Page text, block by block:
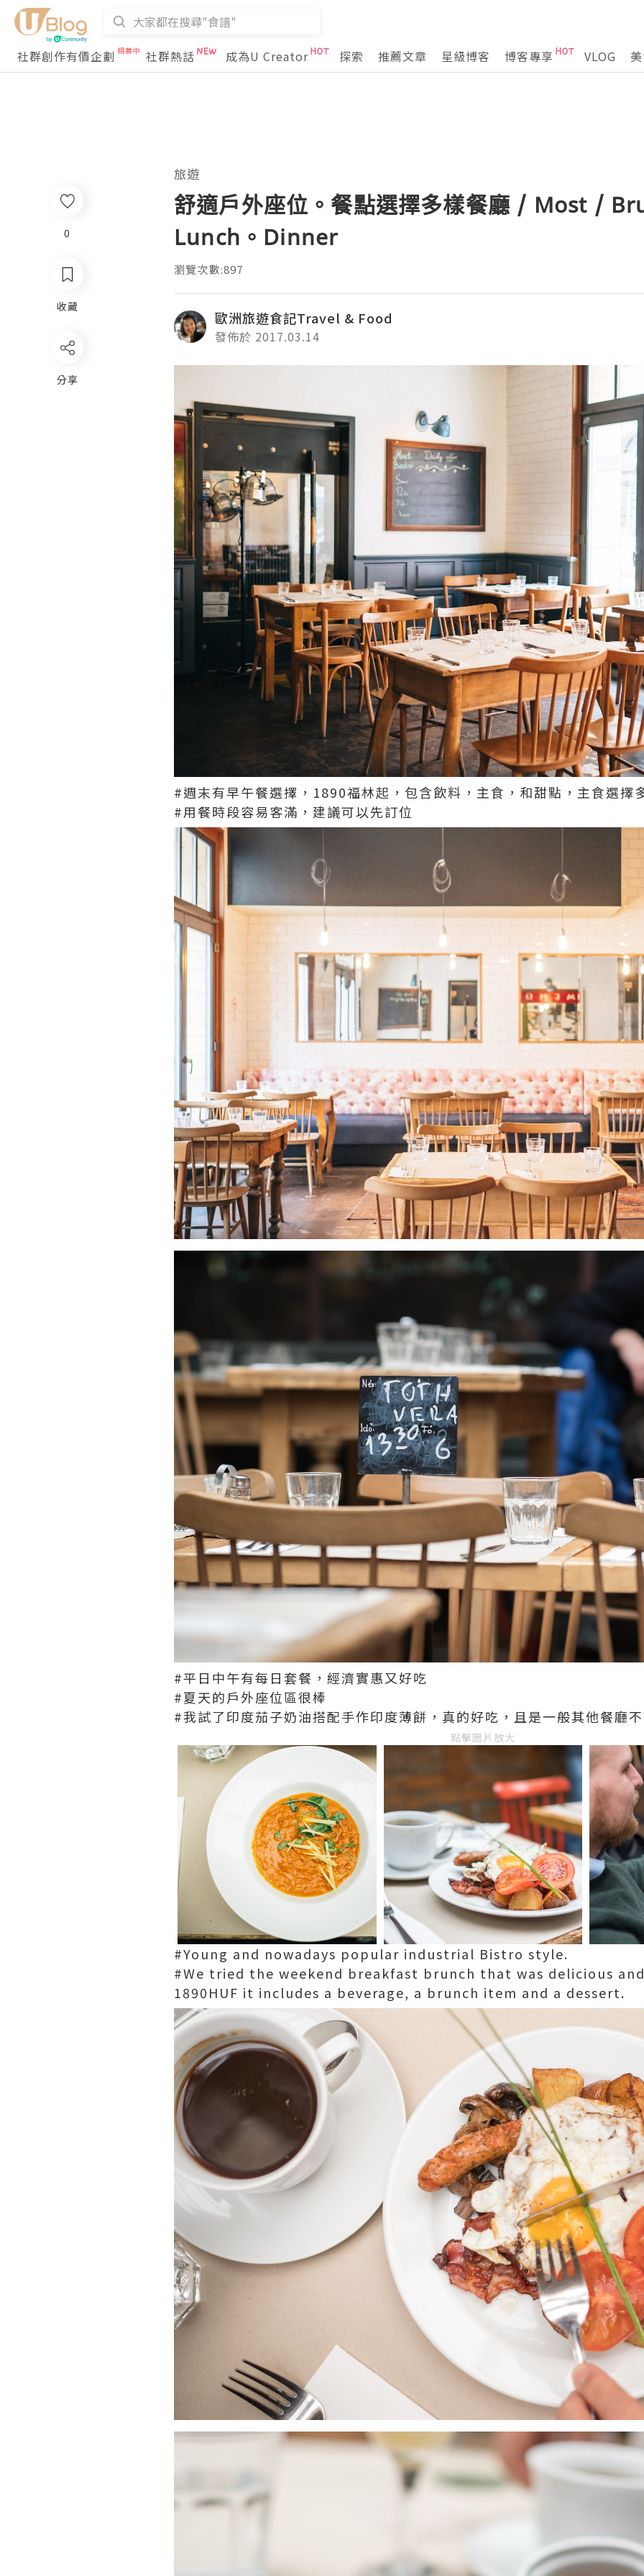
社群創作有價企劃 社群熱話 成為U Creator 探索 推薦文章 星級博客 博客專享 VLOG
0
收藏
分享
旅遊
舒適戶外座位。餐點選擇多樣餐廳 / Most /
Lunch。Dinner
瀏覽次數:897
歐洲旅遊食記Travel & Food
發佈於 2017.03.14
#週末有早午餐選擇，1890福林起，包含飲料，主食，和甜點，主食選擇
#用餐時段容易客滿，建議可以先訂位
#平日中午有每日套餐，經濟實惠又好吃
#夏天的戶外座位區很棒
#我試了印度茄子奶油搭配手作印度薄餅，真的好吃，且是一般其他餐廳
點擊圖片放大
#Young and nowadays popular industrial Bistro style.
#We tried the weekend breakfast brunch that was delicious
1890HUF it includes a beverage, a brunch item and a dessert.